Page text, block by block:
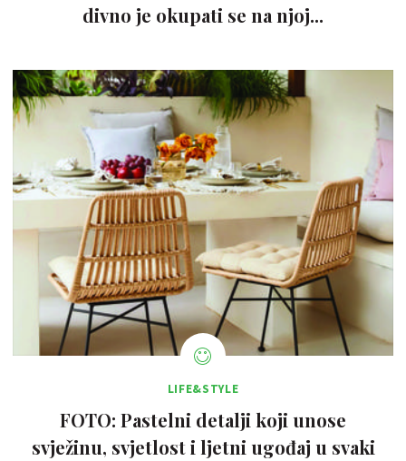
divno je okupati se na njoj...
LIFE&STYLE
FOTO: Pastelni detalji koji unose
svježinu, svjetlost i ljetni ugođaj u svaki